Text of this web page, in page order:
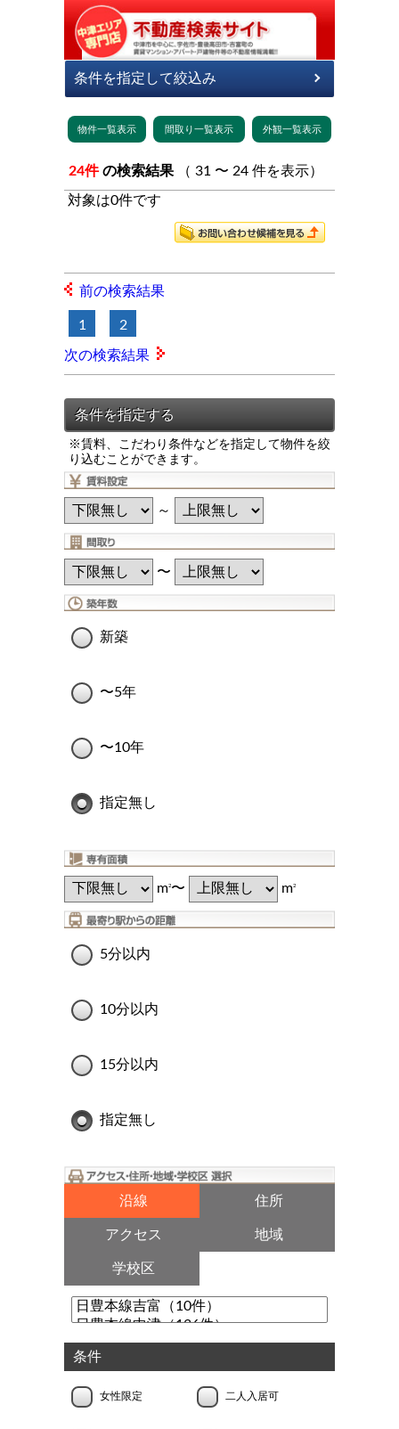
※賃料、こだわり条件などを指定して物件を絞
り込むことができます。
～
〜
新築
〜5年
〜10年
指定無し
m2〜 m2
5分以内
10分以内
15分以内
指定無し
沿線 住所
アクセス 地域
学校区
条件
女性限定 二人入居可
24件 の検索結果 （ 31 〜 24 件を表示）
対象は0件です
前の検索結果
1 2
次の検索結果